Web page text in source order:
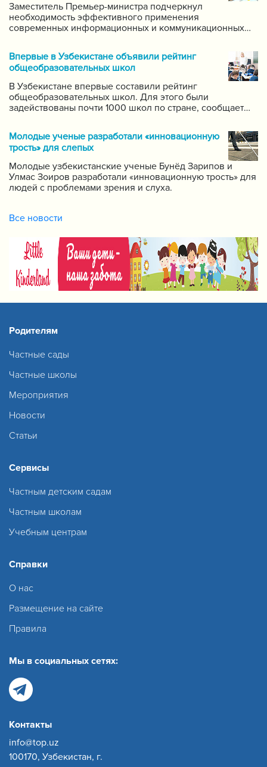
Заместитель Премьер-министра подчеркнул
необходимость эффективного применения
современных информационных и коммуникационных
систему для размещения в интернете видео-уроков
самых ведущих учителей по каждому предмету.
Впервые в Узбекистане объявили рейтинг
общеобразовательных школ
В Узбекистане впервые составили рейтинг
общеобразовательных школ. Для этого были
задействованы почти 1000 школ по стране, сообщает
за качеством образования при Кабинете Министров
Республики Узбекистан.
Молодые ученые разработали «инновационную
трость» для слепых
Молодые узбекистанские ученые Бунёд Зарипов и
Улмас Зоиров разработали «инновационную трость» для
людей с проблемами зрения и слуха.
Все новости
Родителям
Частные сады
Частные школы
Мероприятия
Новости
Статьи
Сервисы
Частным детским садам
Частным школам
Учебным центрам
Справки
О нас
Размещение на сайте
Правила
Мы в социальных сетях:
Контакты
info@top.uz
100170, Узбекистан, г.